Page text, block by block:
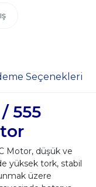
Seçenekleri
555
Motor, düşük ve
yüksek tork, stabil
üzere